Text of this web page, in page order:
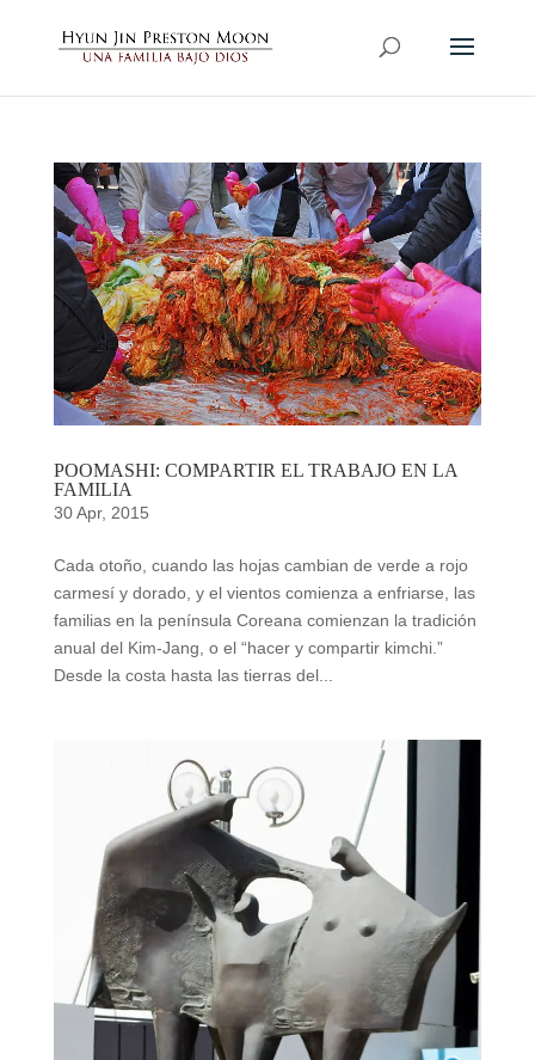
POOMASHI: COMPARTIR EL TRABAJO EN LA
FAMILIA
30 Apr, 2015
Cada otoño, cuando las hojas cambian de verde a rojo
carmesí y dorado, y el vientos comienza a enfriarse, las
familias en la península Coreana comienzan la tradición
anual del Kim-Jang, o el “hacer y compartir kimchi.”
Desde la costa hasta las tierras del...